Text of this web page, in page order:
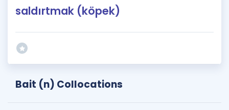
saldırtmak (köpek)
Bait (n) Collocations